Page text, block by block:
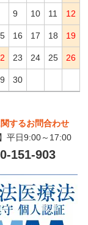
9 10 11 12
16 17 18 19
23 24 25 26
30
するお問合わせ
平日9:00～17:00
151-903